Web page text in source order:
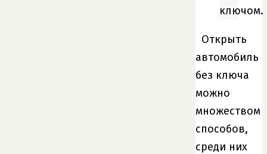
ключом.
Открыть
автомобиль
без ключа
можно
множеством
способов,
среди них